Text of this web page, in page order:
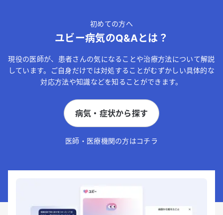
初めての方へ
ユビー病気のQ&Aとは？
現役の医師が、患者さんの気になることや治療方法について解説
しています。ご自身だけでは対処することがむずかしい具体的な
対応方法や知識などを知ることができます。
病気・症状から探す
医師・医療機関の方はコチラ